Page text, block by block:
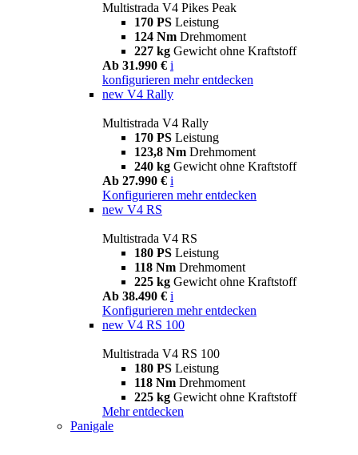
Multistrada V4 Pikes Peak
170 PS Leistung
124 Nm Drehmoment
227 kg Gewicht ohne Kraftstoff
Ab 31.990 € i
konfigurieren mehr entdecken
new V4 Rally
Multistrada V4 Rally
170 PS Leistung
123,8 Nm Drehmoment
240 kg Gewicht ohne Kraftstoff
Ab 27.990 € i
Konfigurieren mehr entdecken
new V4 RS
Multistrada V4 RS
180 PS Leistung
118 Nm Drehmoment
225 kg Gewicht ohne Kraftstoff
Ab 38.490 € i
Konfigurieren mehr entdecken
new V4 RS 100
Multistrada V4 RS 100
180 PS Leistung
118 Nm Drehmoment
225 kg Gewicht ohne Kraftstoff
Mehr entdecken
Panigale